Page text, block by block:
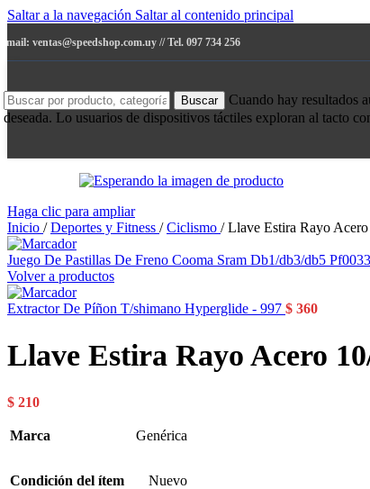
Saltar a la navegación Saltar al contenido principal
mail: ventas@speedshop.com.uy // Tel. 097 734 256
Buscar
Cuando hay resultados
deseada. Lo usuarios de dispositivos táctiles exploran al tacto
Haga clic para ampliar
Inicio / Deportes y Fitness / Ciclismo / Llave Estira Rayo
Juego De Pastillas De Freno Cooma Sram Db1/db3/db5 Pf0033
Volver a productos
Extractor De Píñon T/shimano Hyperglide - 997 $ 360
Llave Estira Rayo Acero
$ 210
Marca Genérica
Condición del ítem Nuevo